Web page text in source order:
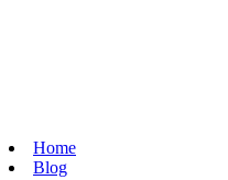
Home
Blog